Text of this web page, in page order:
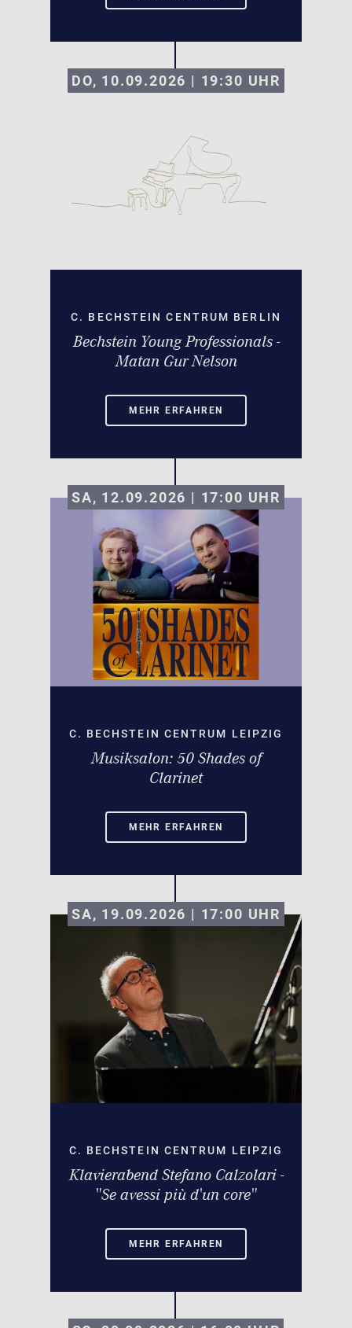
DO, 10.09.2026 | 19:30 UHR
C. BECHSTEIN CENTRUM BERLIN
Bechstein Young Professionals -
Matan Gur Nelson
MEHR ERFAHREN
SA, 12.09.2026 | 17:00 UHR
C. BECHSTEIN CENTRUM LEIPZIG
Musiksalon: 50 Shades of
Clarinet
MEHR ERFAHREN
SA, 19.09.2026 | 17:00 UHR
C. BECHSTEIN CENTRUM LEIPZIG
Klavierabend Stefano Calzolari -
"Se avessi più d'un core"
MEHR ERFAHREN